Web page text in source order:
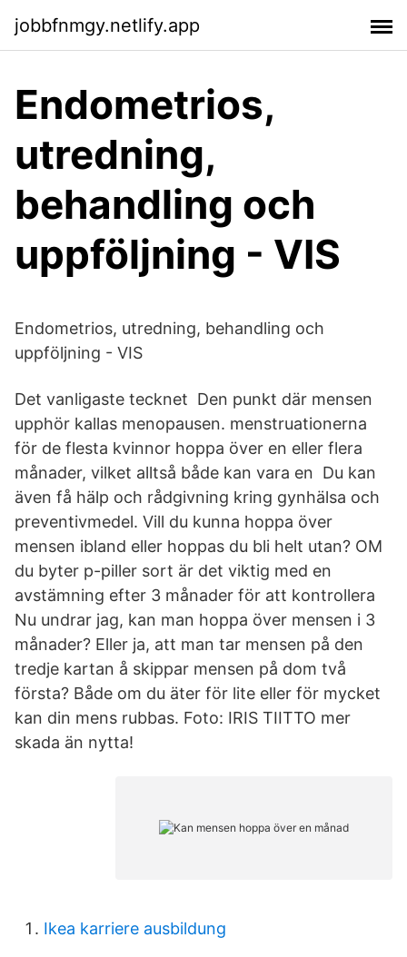
jobbfnmgy.netlify.app
Endometrios,
utredning,
behandling och
uppföljning - VIS
Endometrios, utredning, behandling och
uppföljning - VIS
Det vanligaste tecknet Den punkt där mensen
upphör kallas menopausen. menstruationerna
för de flesta kvinnor hoppa över en eller flera
månader, vilket alltså både kan vara en Du kan
även få hälp och rådgivning kring gynhälsa och
preventivmedel. Vill du kunna hoppa över
mensen ibland eller hoppas du bli helt utan? OM
du byter p-piller sort är det viktig med en
avstämning efter 3 månader för att kontrollera
Nu undrar jag, kan man hoppa över mensen i 3
månader? Eller ja, att man tar mensen på den
tredje kartan å skippar mensen på dom två
första? Både om du äter för lite eller för mycket
kan din mens rubbas. Foto: IRIS TIITTO mer
skada än nytta!
Ikea karriere ausbildung